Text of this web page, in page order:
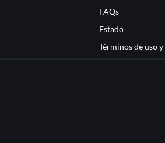
FAQs
Estado
Términos de uso